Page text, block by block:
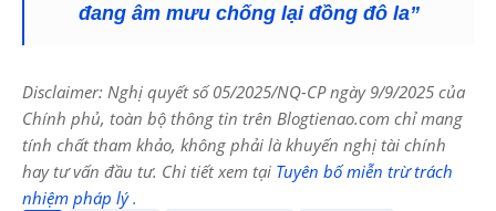
đang âm mưu chống lại đồng đô la”
Disclaimer: Nghị quyết số 05/2025/NQ-CP ngày 9/9/2025 của
Chính phủ, toàn bộ thông tin trên Blogtienao.com chỉ mang
tính chất tham khảo, không phải là khuyến nghị tài chính
hay tư vấn đầu tư. Chi tiết xem tại Tuyên bố miễn trừ trách
nhiệm pháp lý.